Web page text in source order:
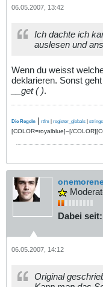
06.05.2007, 13:42
Ich dachte ich
auslesen und
Wenn du weisst
deklarieren. Sonst
__get ( ).
Die Regeln | rtfm | register_globals | strings
[COLOR=royalblue]–[/
Dabei seit:
06.05.2007, 14:12
Original